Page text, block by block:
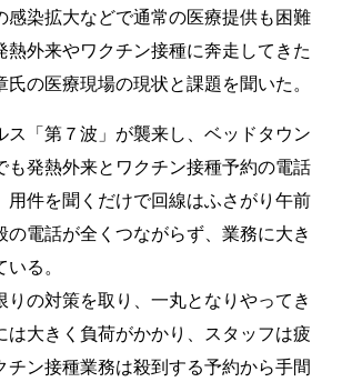
感染拡大などで通常の医療提供も困難
熱外来やワクチン接種に奔走してきた
の医療現場の現状と課題を聞いた。
ス「第７波」が襲来し、ベッドタウン
も発熱外来とワクチン接種予約の電話
用件を聞くだけで回線はふさがり午前
の電話が全くつながらず、業務に大き
る。
りの対策を取り、一丸となりやってき
は大きく負荷がかかり、スタッフは疲
チン接種業務は殺到する予約から手間